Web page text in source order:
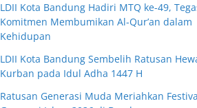
LDII Kota Bandung Hadiri MTQ ke-49,
Komitmen Membumikan Al-Qur’an dalam
Kehidupan
LDII Kota Bandung Sembelih Ratusan
Kurban pada Idul Adha 1447 H
Ratusan Generasi Muda Meriahkan